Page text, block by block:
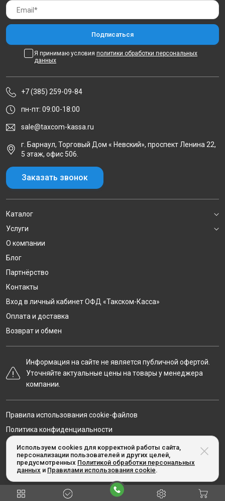
Используем cookies для корректной работы сайта,
персонализации пользователей и других целей,
предусмотренных Политикой обработки персональных
данных и Правилами использования cookie.
Я принимаю условия политики обработки персональных
данных
+7 (385) 259-09-84
пн-пт: 09:00-18:00
sale@taxcom-kassa.ru
г. Барнаул, Торговый Дом « Невский», проспект Ленина 22,
5 этаж, офис 506.
Заказать звонок
Каталог
Услуги
О компании
Блог
Партнёрство
Контакты
Вход в личный кабинет ОФД «Такском-Касса»
Оплата и доставка
Возврат и обмен
Информация на сайте не является публичной офертой.
Уточняйте актуальные цены на товары у менеджера
компании.
© Taxcom-kassa.ru, 2020-2026
Правила использования cookie-файлов
Политика конфиденциальности
Карта сайта